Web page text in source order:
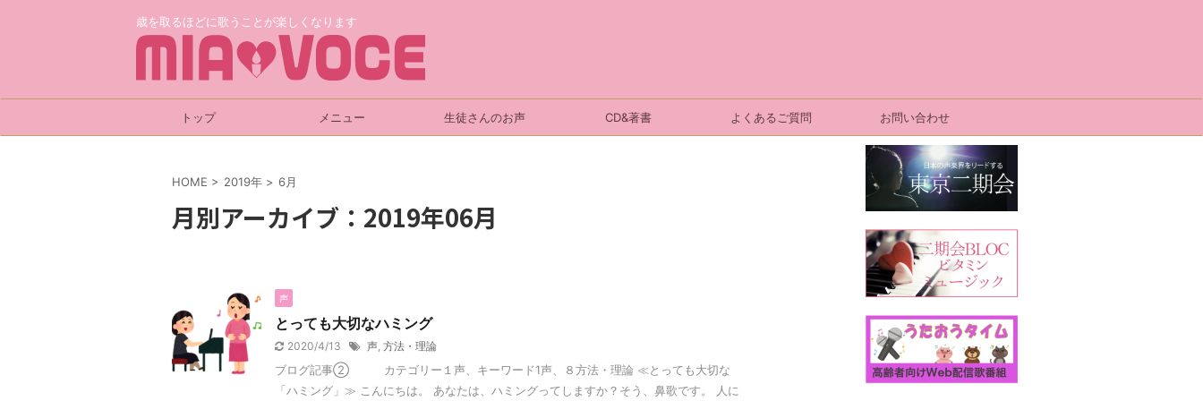
歳を取るほどに歌うことが楽しくなります
トップ メニュー 生徒さんのお声 CD&著書 よくあるご質問 お問い合わせ
HOME > 2019年 > 6月
月別アーカイブ：2019年06月
声
とっても大切なハミング
2020/4/13 声, 方法・理論
ブログ記事② カテゴリー１声、キーワード1声、８方法・理論 ≪とっても大切な
「ハミング」≫ こんにちは。 あなたは、ハミングってしますか？そう、鼻歌です。 人に